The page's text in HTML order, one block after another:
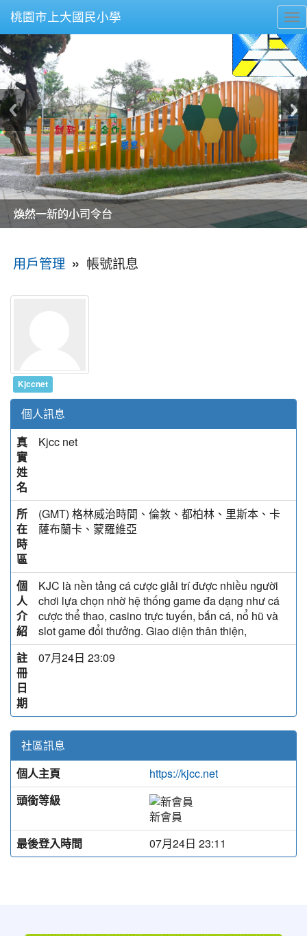
桃園市上大國民小學
美麗的操場是我們活力的來源
美麗的操場是我們活力的來源
煥然一新的小司令台
煥然一新的小司令台
富含桃園埤塘田園風光意象的中廊
富含桃園埤塘田園風光意象的中廊
嶄新的中庭廣場
嶄新的中庭廣場
水生池生生不息
水生池生生不息
用戶管理 » 帳號訊息
Kjccnet
個人訊息
真
實
姓
名
Kjcc net
所
在
時
區
(GMT) 格林威治時間、倫敦、都柏林、里斯本、卡
薩布蘭卡、蒙羅維亞
個
人
介
紹
KJC là nền tảng cá cược giải trí được nhiều người
chơi lựa chọn nhờ hệ thống game đa dạng như cá
cược thể thao, casino trực tuyến, bắn cá, nổ hũ và
slot game đổi thưởng. Giao diện thân thiện,
註
冊
日
期
07月24日 23:09
社區訊息
個人主頁
https://kjcc.net
頭銜等級
新會員
最後登入時間
07月24日 23:11